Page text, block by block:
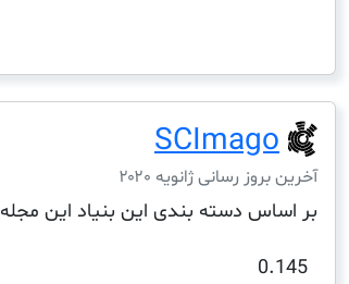
SCImago
آخرین بروز رسانی ژانویه ۲۰۲۰
بر اساس دسته بندی این بنیاد این مجله
0.145